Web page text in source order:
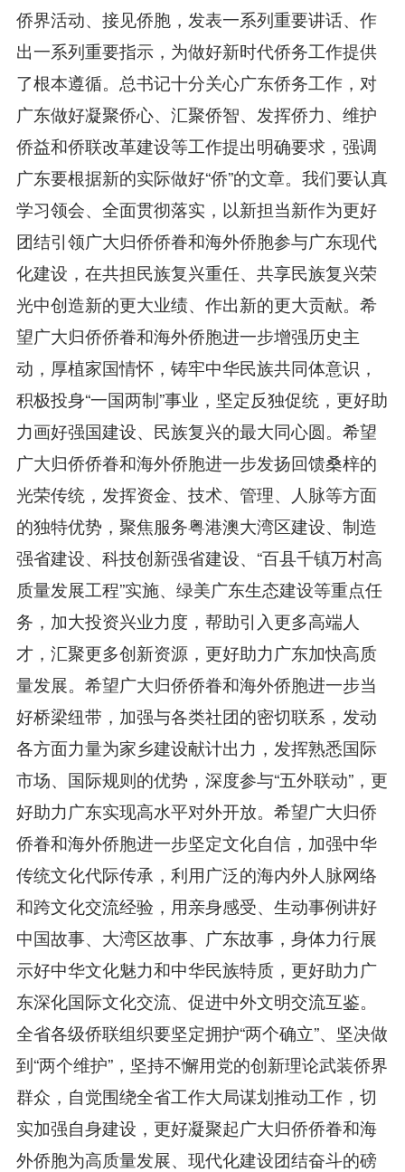
侨界活动、接见侨胞，发表一系列重要讲话、作
出一系列重要指示，为做好新时代侨务工作提供
了根本遵循。总书记十分关心广东侨务工作，对
广东做好凝聚侨心、汇聚侨智、发挥侨力、维护
侨益和侨联改革建设等工作提出明确要求，强调
广东要根据新的实际做好“侨”的文章。我们要认真
学习领会、全面贯彻落实，以新担当新作为更好
团结引领广大归侨侨眷和海外侨胞参与广东现代
化建设，在共担民族复兴重任、共享民族复兴荣
光中创造新的更大业绩、作出新的更大贡献。希
望广大归侨侨眷和海外侨胞进一步增强历史主
动，厚植家国情怀，铸牢中华民族共同体意识，
积极投身“一国两制”事业，坚定反独促统，更好助
力画好强国建设、民族复兴的最大同心圆。希望
广大归侨侨眷和海外侨胞进一步发扬回馈桑梓的
光荣传统，发挥资金、技术、管理、人脉等方面
的独特优势，聚焦服务粤港澳大湾区建设、制造
强省建设、科技创新强省建设、“百县千镇万村高
质量发展工程”实施、绿美广东生态建设等重点任
务，加大投资兴业力度，帮助引入更多高端人
才，汇聚更多创新资源，更好助力广东加快高质
量发展。希望广大归侨侨眷和海外侨胞进一步当
好桥梁纽带，加强与各类社团的密切联系，发动
各方面力量为家乡建设献计出力，发挥熟悉国际
市场、国际规则的优势，深度参与“五外联动”，更
好助力广东实现高水平对外开放。希望广大归侨
侨眷和海外侨胞进一步坚定文化自信，加强中华
传统文化代际传承，利用广泛的海内外人脉网络
和跨文化交流经验，用亲身感受、生动事例讲好
中国故事、大湾区故事、广东故事，身体力行展
示好中华文化魅力和中华民族特质，更好助力广
东深化国际文化交流、促进中外文明交流互鉴。
全省各级侨联组织要坚定拥护“两个确立”、坚决做
到“两个维护”，坚持不懈用党的创新理论武装侨界
群众，自觉围绕全省工作大局谋划推动工作，切
实加强自身建设，更好凝聚起广大归侨侨眷和海
外侨胞为高质量发展、现代化建设团结奋斗的磅